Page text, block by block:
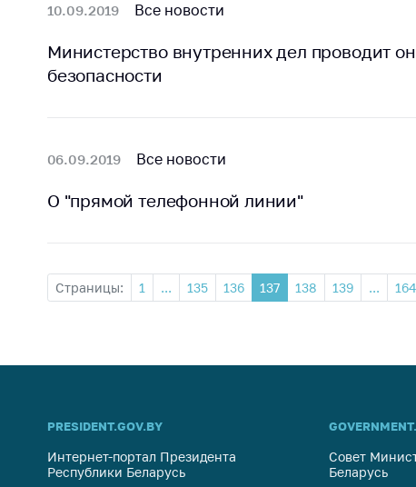
10.09.2019 Все новости
Министерство внутренних дел проводит
безопасности
06.09.2019 Все новости
О "прямой телефонной линии"
Страницы: 1 ... 135 136 137 138 139 ... 164
PRESIDENT.GOV.BY
Интернет-портал Президента
Республики Беларусь
Совет
Беларусь